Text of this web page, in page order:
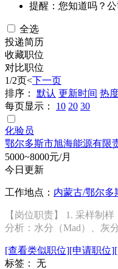
提醒：您知道吗？
全选
投递简历
收藏职位
对比职位
1/2页<下一页
排序：
默认 更新时间 热
每页显示：
10 20 30
化验员
鄂尔多斯市旭海能源有限
5000~8000元/月
今日更新
工作地点： 内蒙古/鄂尔多
【岗位职责】 1. 采样制
分析：水分（Mad）、灰
[查看类似职位][申请职位]
标签： 无